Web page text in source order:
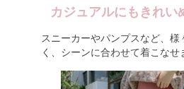
カジュアルにもきれい
スニーカーやパンプスなど、様
く、シーンに合わせて着こなせ